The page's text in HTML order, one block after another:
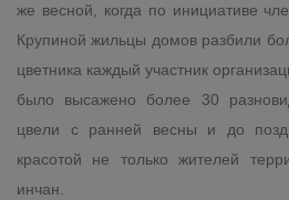
же весной, когда по инициативе
Крупиной жильцы домов разбили
цветника каждый участник
было высажено более 30
цвели с ранней весны и до
красотой не только жителей
инчан.